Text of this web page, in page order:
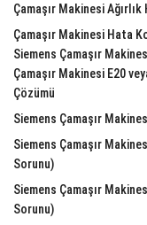
Çamaşır Makinesi
Çamaşır Makinesi Hata
Siemens Çamaşır
Çamaşır Makinesi E20
Çözümü
Siemens Çamaşır
Siemens Çamaşır
Sorunu)
Siemens Çamaşır
Sorunu)